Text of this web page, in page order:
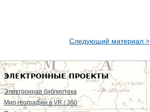
Следующий материал >
ЭЛЕКТРОННЫЕ ПРОЕКТЫ
Электронная библиотека
Мир географии в VR / 360